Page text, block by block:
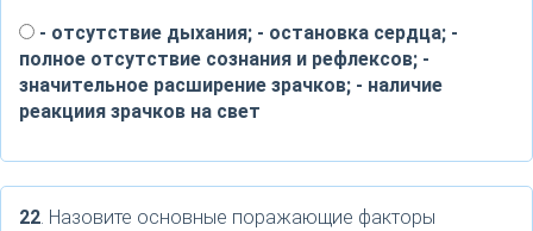
- отсутствие дыхания; - остановка сердца; -
полное отсутствие сознания и рефлексов; -
значительное расширение зрачков; - наличие
реакциия зрачков на свет
22. Назовите основные поражающие факторы